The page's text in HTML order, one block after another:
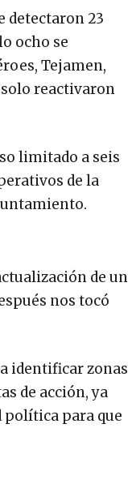
detectaron 23
ocho se
Tejamen,
solo reactivaron
limitado a seis
de la
de un
nos tocó
identificar zonas
de acción, ya
política para que